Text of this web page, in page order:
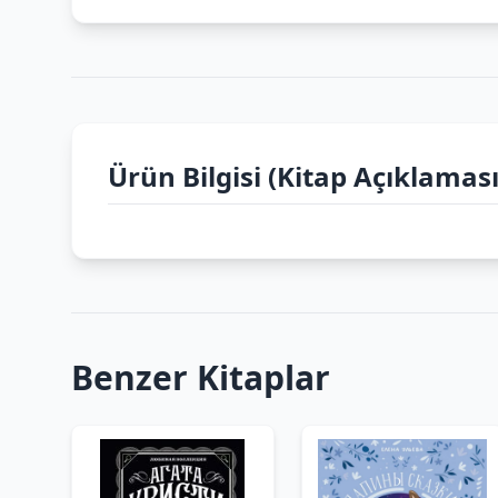
Ürün Bilgisi (Kitap
Benzer Kitaplar